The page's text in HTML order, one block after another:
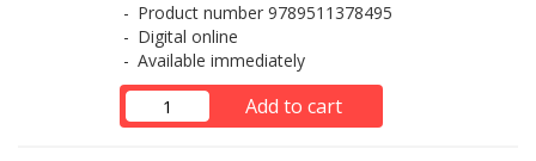
Product number 9789511378495
Digital online
Available immediately
Add to cart